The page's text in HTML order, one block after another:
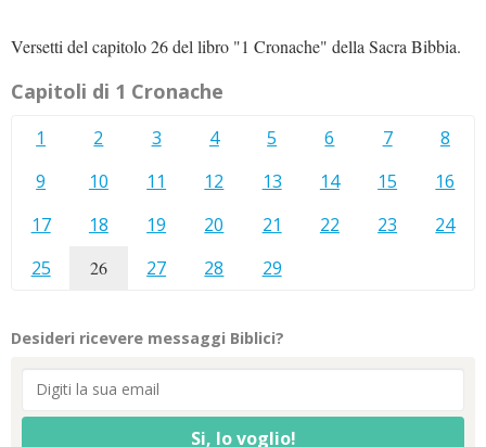
Versetti del capitolo 26 del libro "1 Cronache" della Sacra Bibbia.
Capitoli di 1 Cronache
1 2 3 4 5 6 7
8
9
10 11 12 13 14 15
16
17
18 19 20 21 22 23
24
25
26 27 28 29
Desideri ricevere messaggi Biblici?